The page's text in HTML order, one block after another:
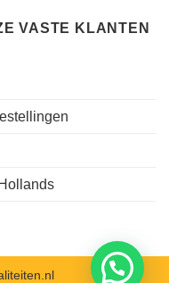
VASTE KLANTEN